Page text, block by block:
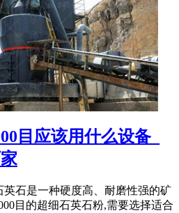
目应该用什么设备_
英石是一种硬度高、耐磨性强的矿
目的超细石英石粉,需要选择适合